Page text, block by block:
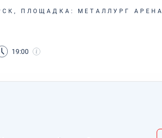
ПЛОЩАДКА: МЕТАЛЛУРГ АРЕНА
19:00